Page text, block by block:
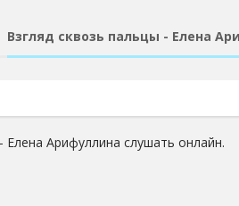
Взгляд сквозь пальцы - Елена
Елена Арифуллина слушать онлайн.